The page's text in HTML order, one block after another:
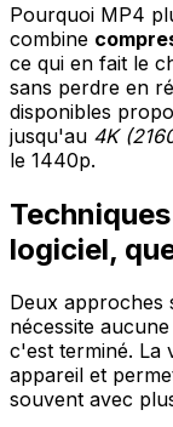
Pourquoi MP4
combine
ce qui en fait le
sans perdre en
disponibles
jusqu'au 4K
le 1440p.
logiciel,
Deux approches
nécessite
c'est terminé. La
appareil et
souvent avec